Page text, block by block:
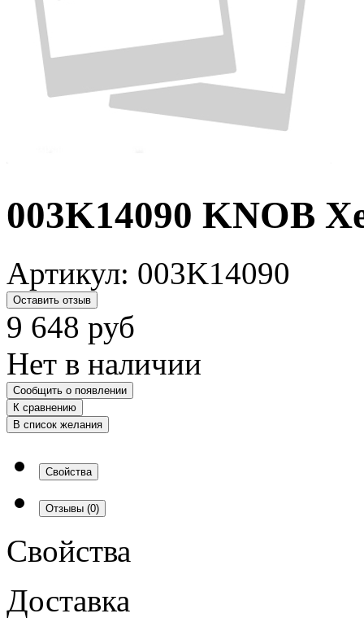
003K14090 KNOB
Артикул: 003K14090
Оставить отзыв
9 648 руб
Нет в наличии
Сообщить о появлении
К сравнению
В список желания
Свойства
Отзывы (0)
Свойства
Доставка